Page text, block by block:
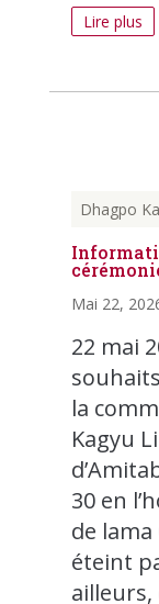
Lire plus
Dhagpo
Mai 22,
22 mai
la
Kagyu
30 en
de lama
éteint
ailleurs,